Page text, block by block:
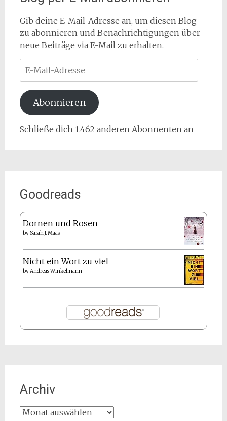
Gib deine E-Mail-Adresse an, um diesen Blog
zu abonnieren und Benachrichtigungen über
neue Beiträge via E-Mail zu erhalten.
Mail-
Adresse
Abonnieren
Schließe dich 1.462 anderen Abonnenten an
Goodreads
Dornen und Rosen
by Sarah J. Maas
Nicht ein Wort zu viel
byAndreas Winkelmann
Archiv
Archiv